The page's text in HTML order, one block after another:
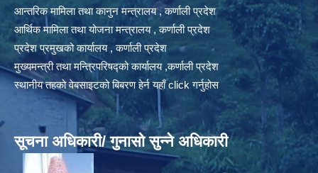
आन्तरिक मामिला तथा कानुन मन्त्रालय , कर्णाली प्रदेश
आर्थिक मामिला तथा योजना मन्त्रालय , कर्णाली प्रदेश
प्रदेश प्रमुखको कार्यालय , कर्णाली प्रदेश
मुख्यमन्त्री तथा मन्त्रिपरिषद्को कार्यालय ,कर्णाली प्रदेश
स्थानीय तहको वेबसाइटको बिबरण हेर्न यहाँ click गर्नुहोस
सूचना अधिकारी/ गुनासो सुन्ने अधिकारी